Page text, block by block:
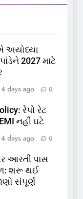
અયોધ્યા
2027 માટે
4 days ago 0
રેપો રેટ
નહીં ઘટે
4 days ago 0
આરતી પાસ
શરૂ થઈ
સંપૂર્ણ
દરિયાકાંઠે પાંચ
બચાવ, 2
માટે હવે
ધક્કામાંથી
સરળ
અને મૃત્યુ